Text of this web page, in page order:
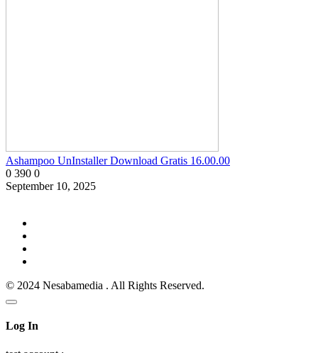
Ashampoo UnInstaller Download Gratis 16.00.00
0 390 0
September 10, 2025
© 2024 Nesabamedia . All Rights Reserved.
Log In